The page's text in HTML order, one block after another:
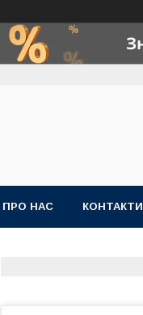
ПРО НАС КОНТАКТИ